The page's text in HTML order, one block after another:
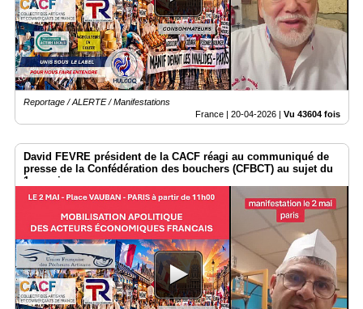
Reportage / ALERTE / Manifestations
France | 20-04-2026 | Vu 43604 fois
David FEVRE président de la CACF réagi au communiqué de
presse de la Confédération des bouchers (CFBCT) au sujet du
1er mai